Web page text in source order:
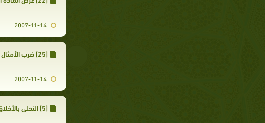
2007-11-14
[25] ضرب الأمثال أثناء التعليم
2007-11-14
[5] التحلي بالأخلاق الفاضلة والحميدة